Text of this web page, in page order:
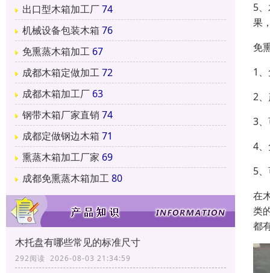
出口型木箱加工厂74
机械设备包装木箱 76
免熏蒸木箱加工 67
成都木箱定做加工72
成都木箱加工厂 63
钢带木箱厂家直销 74
成都定做钢边木箱 71
熏蒸木箱加工厂家 69
成都免熏蒸木箱加工80
木托盘有哪些常见的标准尺寸
292阅读 2026-08-03 21:34:59
5
果
免
1
2
3
4
5
在
类
都